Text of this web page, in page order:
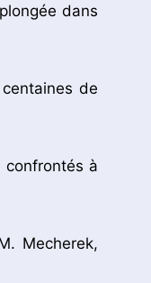
dans
de
confrontés à
Mecherek,